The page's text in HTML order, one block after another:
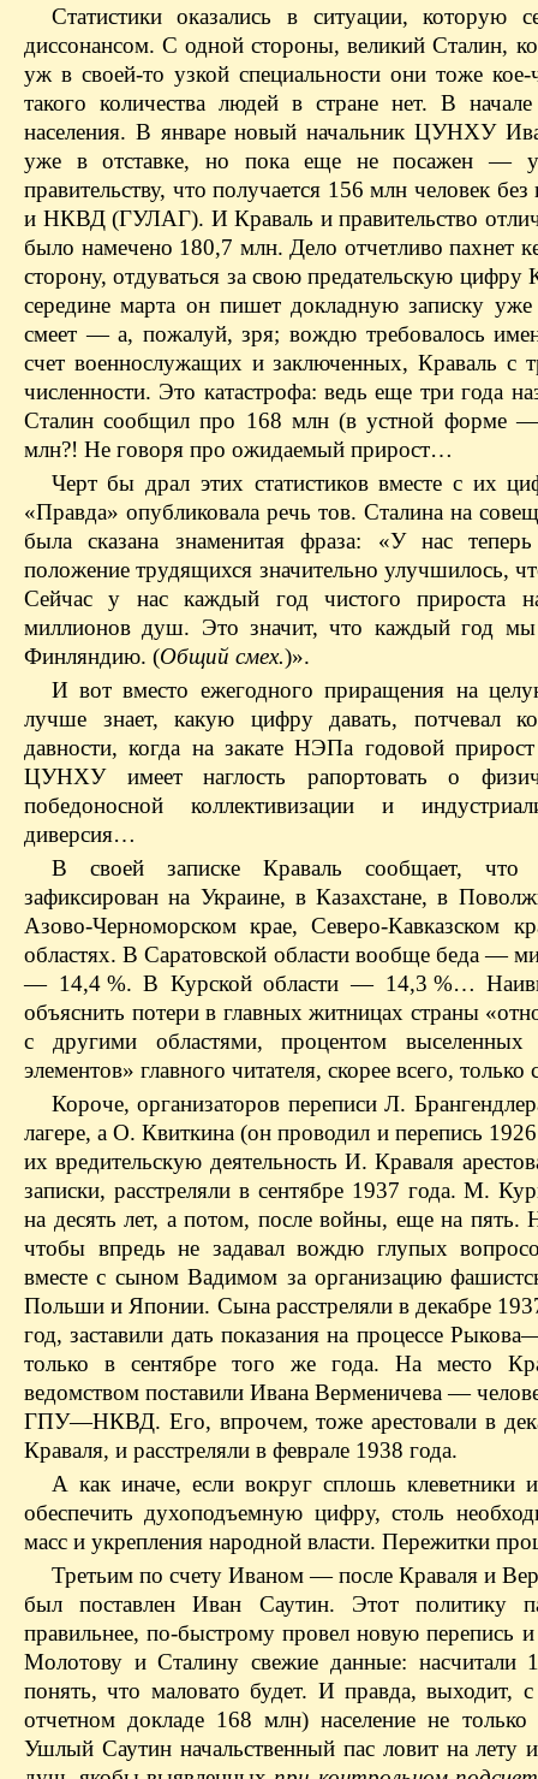
Статистики оказались в ситуации, которую
диссонансом. С одной стороны, великий Сталин,
уж в своей-то узкой специальности они тоже
такого количества людей в стране нет. В
населения. В январе новый начальник ЦУНХУ
уже в отставке, но пока еще не посажен —
правительству, что получается 156 млн человек
и НКВД (ГУЛАГ). И Краваль и правительство
было намечено 180,7 млн. Дело отчетливо пахнет
сторону, отдуваться за свою предательскую
середине марта он пишет докладную записку
смеет — а, пожалуй, зря; вождю требовалось
счет военнослужащих и заключенных, Краваль с
численности. Это катастрофа: ведь еще три года
Сталин сообщил про 168 млн (в устной форме
млн?! Не говоря про ожидаемый прирост…
Черт бы драл этих статистиков вместе с их
«Правда» опубликовала речь тов. Сталина на
была сказана знаменитая фраза: «У нас
положение трудящихся значительно улучшилось,
Сейчас у нас каждый год чистого прироста
миллионов душ. Это значит, что каждый год
Финляндию. (Общий смех.)».
И вот вместо ежегодного приращения на
лучше знает, какую цифру давать, потчевал
давности, когда на закате НЭПа годовой
ЦУНХУ имеет наглость рапортовать о
победоносной коллективизации и
диверсия…
В своей записке Краваль сообщает, что
зафиксирован на Украине, в Казахстане, в
Азово-Черноморском крае, Северо-Кавказском
областях. В Саратовской области вообще беда —
— 14,4 %. В Курской области — 14,3 %…
объяснить потери в главных житницах страны
с другими областями, процентом выселенных
элементов» главного читателя, скорее всего, только
Короче, организаторов переписи Л.
лагере, а О. Квиткина (он проводил и перепись
их вредительскую деятельность И. Краваля
записки, расстреляли в сентябре 1937 года. М.
на десять лет, а потом, после войны, еще на
чтобы впредь не задавал вождю глупых
вместе с сыном Вадимом за организацию
Польши и Японии. Сына расстреляли в декабре
год, заставили дать показания на процессе
только в сентябре того же года. На место
ведомством поставили Ивана Верменичева —
ГПУ—НКВД. Его, впрочем, тоже арестовали в
Краваля, и расстреляли в феврале 1938 года.
А как иначе, если вокруг сплошь клеветники
обеспечить духоподъемную цифру, столь
масс и укрепления народной власти. Пережитки
Третьим по счету Иваном — после Краваля и
был поставлен Иван Саутин. Этот политику
правильнее, по-быстрому провел новую перепись
Молотову и Сталину свежие данные: насчитали
понять, что маловато будет. И правда, выходит,
отчетном докладе 168 млн) население не
Ушлый Саутин начальственный пас ловит на лету